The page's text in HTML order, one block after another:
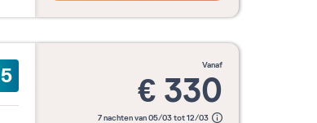
5 vanaf
€ 330
7 nachten van 05/03 tot 12/03